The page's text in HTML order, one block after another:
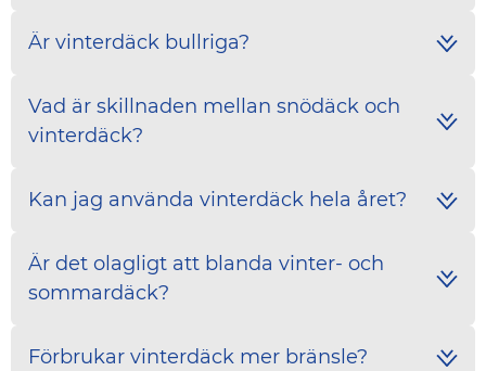
Är vinterdäck bullriga?
Vad är skillnaden mellan snödäck och
vinterdäck?
Kan jag använda vinterdäck hela året?
Är det olagligt att blanda vinter- och
sommardäck?
Förbrukar vinterdäck mer bränsle?